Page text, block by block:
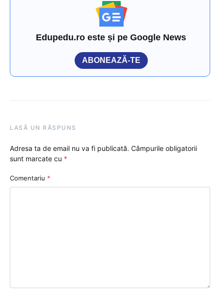
Edupedu.ro este și pe Google News
ABONEAZĂ-TE
LASĂ UN RĂSPUNS
Adresa ta de email nu va fi publicată. Câmpurile obligatorii
sunt marcate cu *
Comentariu *